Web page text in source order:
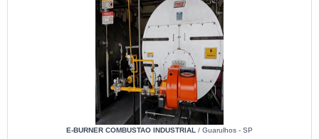
E-BURNER COMBUSTAO INDUSTRIAL / Guarulhos - SP